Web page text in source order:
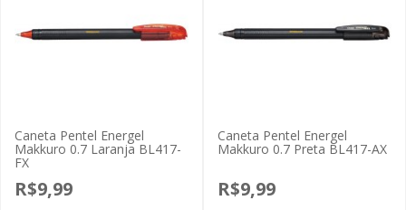
Caneta Pentel Energel
Makkuro 0.7 Laranja BL417-
FX
R$9,99
Caneta Pentel Energel
Makkuro 0.7 Preta BL417-AX
R$9,99